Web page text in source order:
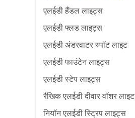
एलईडी हैंडल लाइट्स
एलईडी फ्लड लाइट्स
एलईडी अंडरवाटर स्पॉट लाइट
एलईडी फाउंटेन लाइट्स
एलईडी स्टेप लाइट्स
रैखिक एलईडी दीवार वॉशर लाइट
नियॉन एलईडी स्ट्रिप लाइट्स